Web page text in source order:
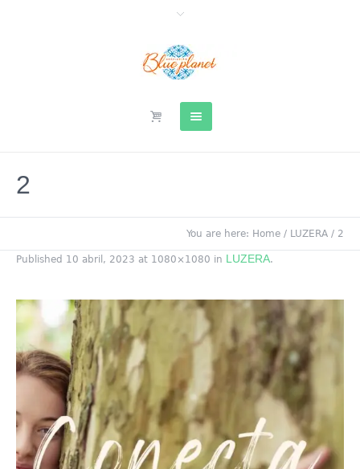
2
You are here: Home / LUZERA / 2
Published 10 abril, 2023 at 1080×1080 in LUZERA.